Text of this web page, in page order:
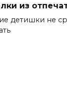
из
детишки не